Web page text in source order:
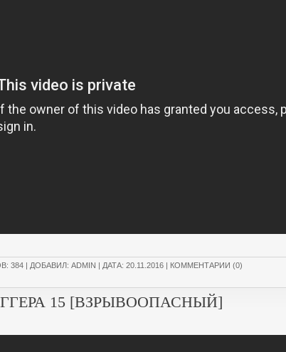
384 | ДОБАВИЛ: ADMIN | ДАТА: 20.11.2016 | КОММЕНТАРИИ (0)
15 [ВЗРЫВООПАСНЫЙ]